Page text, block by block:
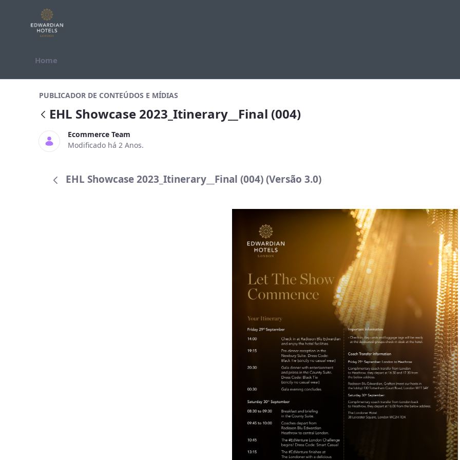
Pular para o Conteúdo
Home
PUBLICADOR DE CONTEÚDOS E MÍDIAS
EHL Showcase 2023_Itinerary__Final (004)
Ecommerce Team
Modificado há 2 Anos.
EHL Showcase 2023_Itinerary__Final (004) (Versão 3.0)